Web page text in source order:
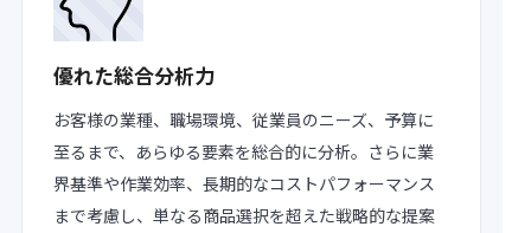
優れた総合分析力
お客様の業種、職場環境、従業員のニーズ、予算に
至るまで、あらゆる要素を総合的に分析。さらに業
界基準や作業効率、長期的なコストパフォーマンス
まで考慮し、単なる商品選択を超えた戦略的な提案